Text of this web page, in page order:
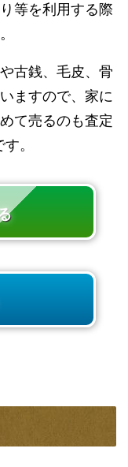
等を利用する際
古銭、毛皮、骨
ますので、家に
て売るのも査定
。